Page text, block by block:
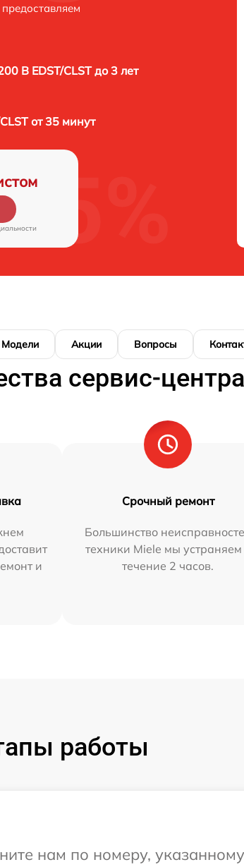
B EDST/CLST до 3 лет
от 35 минут
Модели Акции Вопросы
сервис-центра
и
Срочный ремонт
Большинство
техники Miele мы устраняем
течение 2 часов.
работы
нам по номеру,